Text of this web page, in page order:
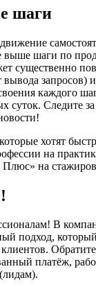
шаги
выше шаги по
существенно
запросов)
каждого
суток. Следите
хотят
на
на
В
подход,
клиентов.
платёж,